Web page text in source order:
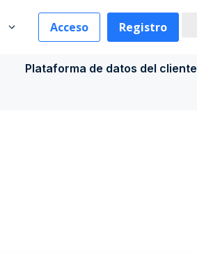
Acceso Registro
Plataforma de datos del cliente